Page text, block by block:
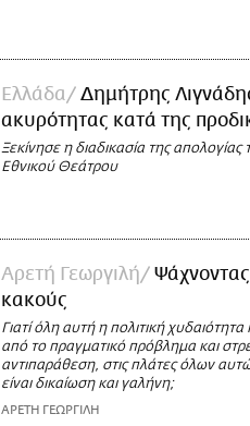
Ελλάδα
Δημήτρης
ακυρότητας κατά της
Ξεκίνησε η διαδικασία της
Εθνικού Θεάτρου
Αρετή Γεωργιλή
κακούς
Γιατί όλη αυτή η πολιτική
από το πραγματικό πρόβλημα και
αντιπαράθεση, στις πλάτες όλων
είναι δικαίωση και γαλήνη;
ΑΡΕΤΗ ΓΕΩΡΓΙΛΗ